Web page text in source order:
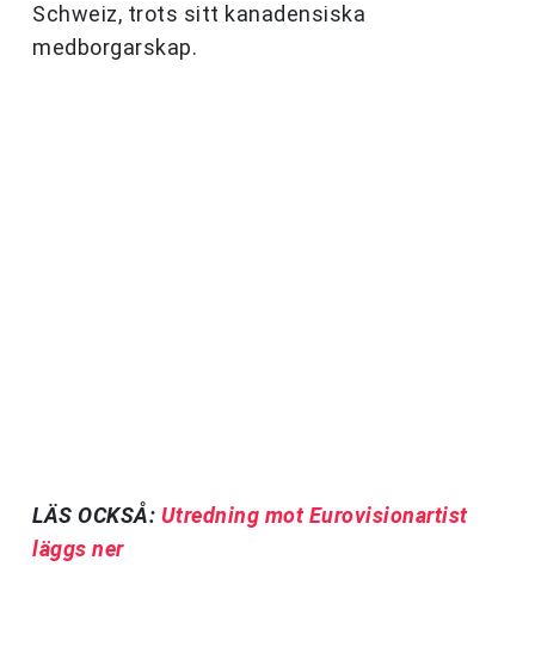
Schweiz, trots sitt kanadensiska
medborgarskap.
LÄS OCKSÅ: Utredning mot Eurovisionartist
läggs ner